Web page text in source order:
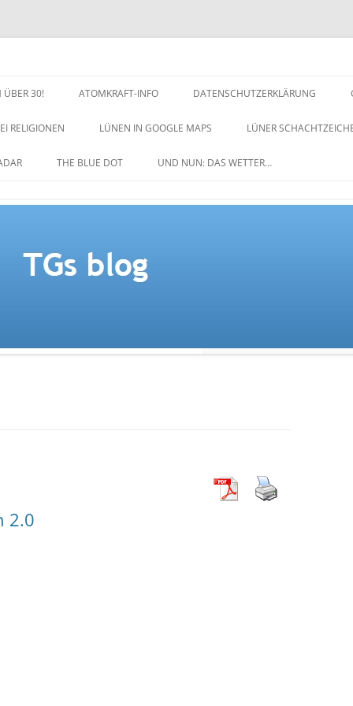
ÜBER 30! ATOMKRAFT-INFO DATENSCHUTZERKLÄRUNG
RELIGIONEN LÜNEN IN GOOGLE MAPS LÜNER
NACHTZEICHEN-
THE BLUE DOT UND NUN: DAS WETTER…
2.0